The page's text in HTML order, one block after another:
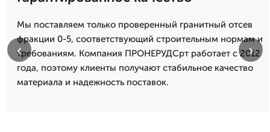
Мы поставляем только проверенный гранитный отсев
фракции 0-5, соответствующий строительным нормам и
требованиям. Компания ПРОНЕРУДСрт работает с 2012
года, поэтому клиенты получают стабильное качество
материала и надежность поставок.
‹ ›